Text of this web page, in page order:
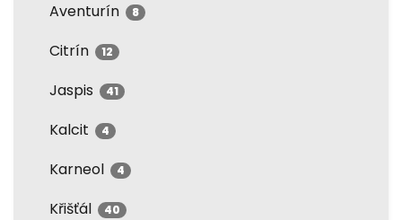
Aventurín 8
Citrín 12
Jaspis 41
Kalcit 4
Karneol 4
Křišťál 40